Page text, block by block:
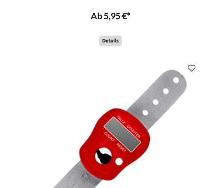
Ab 5,95 €*
Details